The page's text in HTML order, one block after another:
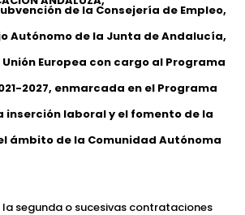
de la Consejería de Empleo,
Autónomo de la Junta de Andalucía,
Europea con cargo al Programa
2027, enmarcada en el Programa
inserción laboral y el fomento de la
ámbito de la Comunidad Autónoma
la segunda o sucesivas contrataciones